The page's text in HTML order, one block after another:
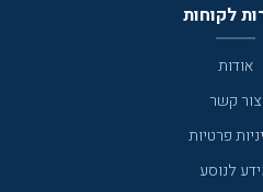
לקוחות
אודות
צור קשר
פרטיות
לנוסע